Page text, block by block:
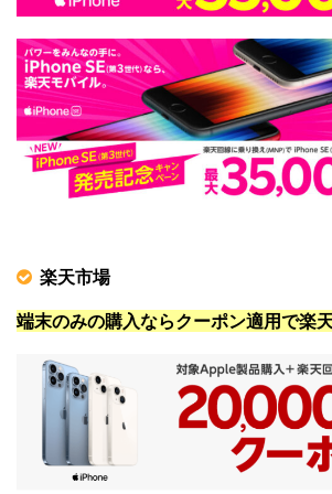
楽天市場
端末のみの購入ならクーポン適用で楽